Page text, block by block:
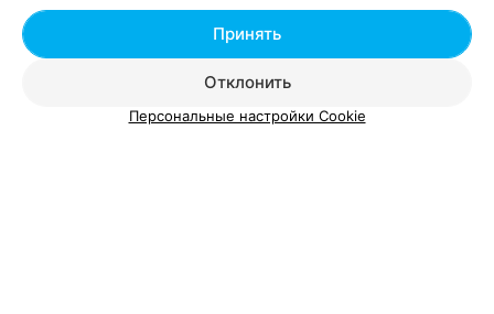
Добавить специалиста
Отклонить
Принять
Персональные настройки Cookie